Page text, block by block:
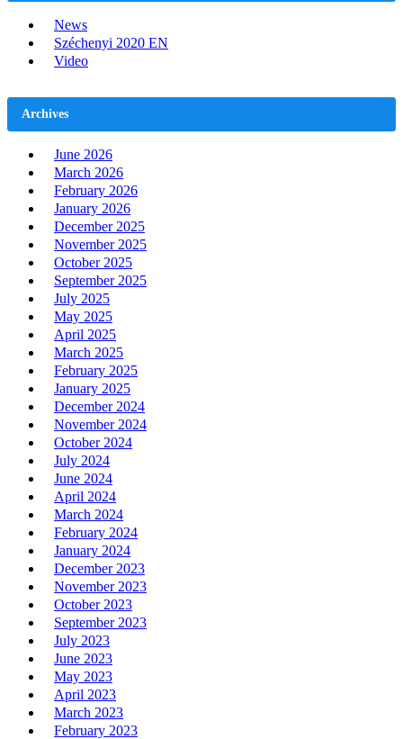
News
Széchenyi 2020 EN
Video
Archives
June 2026
March 2026
February 2026
January 2026
December 2025
November 2025
October 2025
September 2025
July 2025
May 2025
April 2025
March 2025
February 2025
January 2025
December 2024
November 2024
October 2024
July 2024
June 2024
April 2024
March 2024
February 2024
January 2024
December 2023
November 2023
October 2023
September 2023
July 2023
June 2023
May 2023
April 2023
March 2023
February 2023